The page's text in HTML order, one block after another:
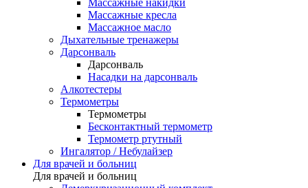
Массажные накидки
Массажные кресла
Массажное масло
Дыхательные тренажеры
Дарсонваль
Дарсонваль
Насадки на дарсонваль
Алкотестеры
Термометры
Термометры
Бесконтактный термометр
Термометр ртутный
Ингалятор / Небулайзер
Для врачей и больниц
Для врачей и больниц